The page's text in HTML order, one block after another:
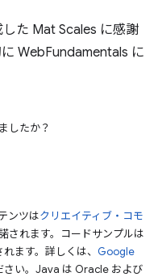
た Mat Scales に感謝
WebFundamentals に
したか？
ンツはクリエイティブ・コモ
されます。コードサンプルは
ます。詳しくは、 Google
さい。Java は Oracle および